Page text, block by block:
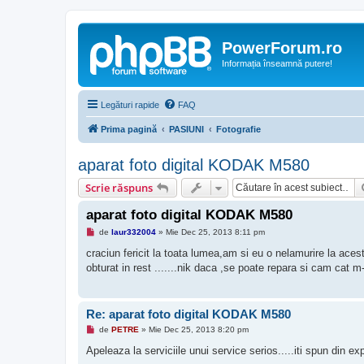
PowerForum.ro
Informația înseamnă putere!
Legături rapide FAQ
Prima pagină PASIUNI Fotografie
aparat foto digital KODAK M580
Scrie răspuns
aparat foto digital KODAK M580
M
s
j
c
t
de laur332004» Mie Dec 25, 2013 8:11 pm
craciun fericit la toata lumea,am si eu o nelamurire la
obturat in rest .......nik daca ,se poate repara si cam cat
Re: aparat foto digital KODAK M580
M
s
de PETRE » Mie Dec 25, 2013 8:20 pm
Apeleaza la serviciile unui service serios.....iti spun din